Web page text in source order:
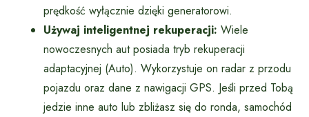
prędkość wyłącznie dzięki generatorowi.
Używaj inteligentnej rekuperacji: Wiele
nowoczesnych aut posiada tryb rekuperacji
adaptacyjnej (Auto). Wykorzystuje on radar z przodu
pojazdu oraz dane z nawigacji GPS. Jeśli przed Tobą
jedzie inne auto lub zbliżasz się do ronda, samochód